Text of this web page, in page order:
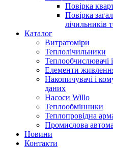
Повірка
Повірка
лічильників
Каталог
Витратоміри
Теплолічильники
Теплообчислювачі
Елементи
Накопичувачі і
даних
Насоси Willo
Теплообмінники
Теплопровідна
Промислова
Новини
Контакти